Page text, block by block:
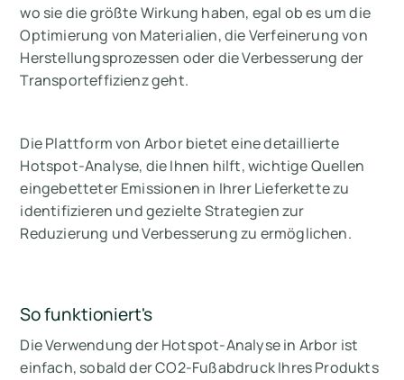
wo sie die größte Wirkung haben, egal ob es um die
Optimierung von Materialien, die Verfeinerung von
Herstellungsprozessen oder die Verbesserung der
Transporteffizienz geht.
Die Plattform von Arbor bietet eine detaillierte
Hotspot-Analyse, die Ihnen hilft, wichtige Quellen
eingebetteter Emissionen in Ihrer Lieferkette zu
identifizieren und gezielte Strategien zur
Reduzierung und Verbesserung zu ermöglichen.
So funktioniert's
Die Verwendung der Hotspot-Analyse in Arbor ist
einfach, sobald der CO2-Fußabdruck Ihres Produkts